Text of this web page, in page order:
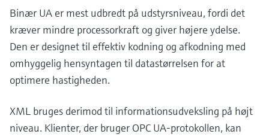
Binær UA er mest udbredt på udstyrsniveau, fordi det
kræver mindre processorkraft og giver højere ydelse.
Den er designet til effektiv kodning og afkodning med
omhyggelig hensyntagen til datastørrelsen for at
optimere hastigheden.
XML bruges derimod til informationsudveksling på højt
niveau. Klienter, der bruger OPC UA-protokollen, kan